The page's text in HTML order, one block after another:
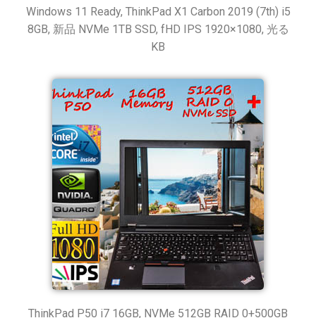
Windows 11 Ready, ThinkPad X1 Carbon 2019 (7th) i5
8GB, 新品 NVMe 1TB SSD, fHD IPS 1920×1080, 光る
KB
ThinkPad P50 i7 16GB, NVMe 512GB RAID 0+500GB